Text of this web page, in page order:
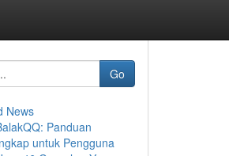
Go
News
Panduan
untuk Pengguna